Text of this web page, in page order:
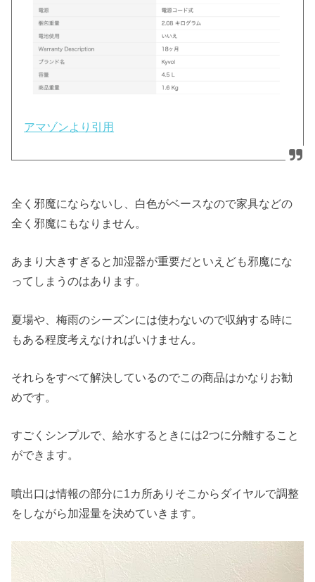
アマゾンより引用
全く邪魔にならないし、白色がベースなので家具などの
全く邪魔にもなりません。
あまり大きすぎると加湿器が重要だといえども邪魔にな
ってしまうのはあります。
夏場や、梅雨のシーズンには使わないので収納する時に
もある程度考えなければいけません。
それらをすべて解決しているのでこの商品はかなりお勧
めです。
すごくシンプルで、給水するときには2つに分離すること
ができます。
噴出口は情報の部分に1カ所ありそこからダイヤルで調整
をしながら加湿量を決めていきます。